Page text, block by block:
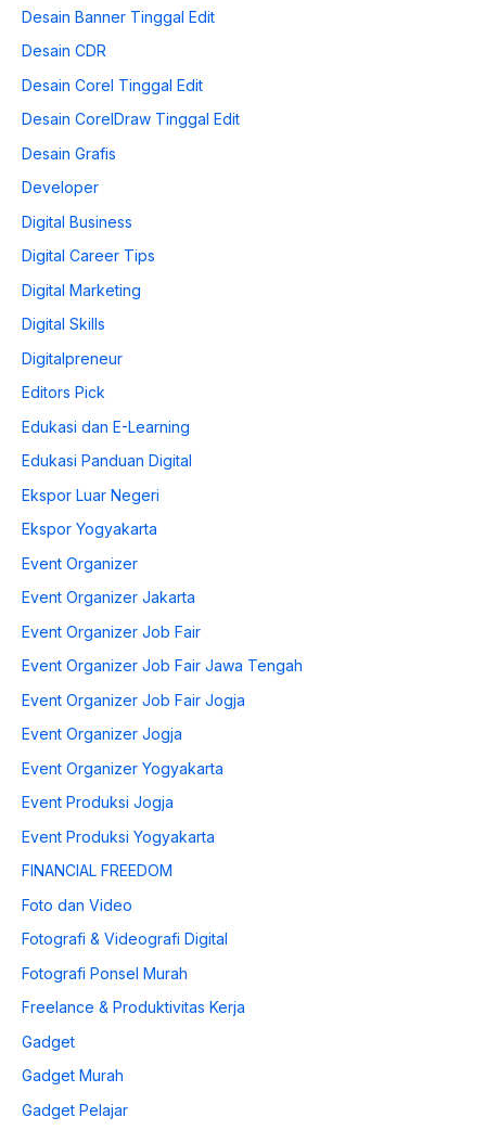
Desain Banner Tinggal Edit
Desain CDR
Desain Corel Tinggal Edit
Desain CorelDraw Tinggal Edit
Desain Grafis
Developer
Digital Business
Digital Career Tips
Digital Marketing
Digital Skills
Digitalpreneur
Editors Pick
Edukasi dan E-Learning
Edukasi Panduan Digital
Ekspor Luar Negeri
Ekspor Yogyakarta
Event Organizer
Event Organizer Jakarta
Event Organizer Job Fair
Event Organizer Job Fair Jawa Tengah
Event Organizer Job Fair Jogja
Event Organizer Jogja
Event Organizer Yogyakarta
Event Produksi Jogja
Event Produksi Yogyakarta
FINANCIAL FREEDOM
Foto dan Video
Fotografi & Videografi Digital
Fotografi Ponsel Murah
Freelance & Produktivitas Kerja
Gadget
Gadget Murah
Gadget Pelajar